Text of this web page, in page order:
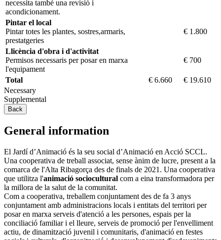
necessita també una revisió i
acondicionament.
Pintar el local
Pintar totes les plantes, sostres,armaris,
prestatgeries
€ 1.800
Llicència d'obra i d'activitat
Permisos necessaris per posar en marxa
l'equipament
€ 700
Total € 6.660
€ 19.610
Necessary
Supplemental
Back
General information
El Jardí d’Animació és la seu social d’Animació en Acció SCCL.
Una cooperativa de treball associat, sense ànim de lucre, present a la
comarca de l'Alta Ribagorça des de finals de 2021. Una cooperativa
que utilitza l'animació sociocultural com a eina transformadora per
la millora de la salut de la comunitat.
Com a cooperativa, treballem conjuntament des de fa 3 anys
conjuntament amb administracions locals i entitats del territori per
posar en marxa serveis d'atenció a les persones, espais per la
conciliació familiar i el lleure, serveis de promoció per l'envelliment
actiu, de dinamització juvenil i comunitaris, d'animació en festes